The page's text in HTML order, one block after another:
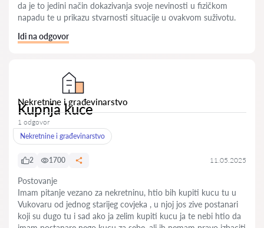
da je to jedini način dokazivanja svoje nevinosti u fizičkom
napadu te u prikazu stvarnosti situacije u ovakvom suživotu.
Idi na odgovor
Nekretnine i građevinarstvo
Kupnja kuce
1 odgovor
Nekretnine i građevinarstvo
2 1700 11.05.2025
Postovanje
Imam pitanje vezano za nekretninu, htio bih kupiti kucu tu u
Vukovaru od jednog starijeg covjeka , u njoj jos zive postanari
koji su dugo tu i sad ako ja zelim kupiti kucu ja te nebi htio da